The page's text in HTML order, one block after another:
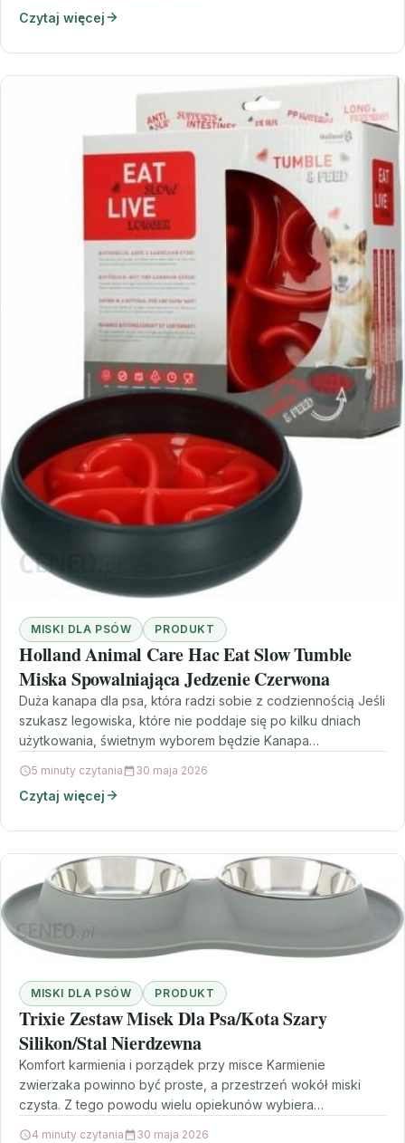
Czytaj więcej
MISKI DLA PSÓW PRODUKT
Holland Animal Care Hac Eat Slow Tumble
Miska Spowalniająca Jedzenie Czerwona
Duża kanapa dla psa, która radzi sobie z codziennością Jeśli
szukasz legowiska, które nie poddaje się po kilku dniach
użytkowania, świetnym wyborem będzie Kanapa…
5 minuty czytania 30 maja 2026
Czytaj więcej
MISKI DLA PSÓW PRODUKT
Trixie Zestaw Misek Dla Psa/Kota Szary
Silikon/Stal Nierdzewna
Komfort karmienia i porządek przy misce Karmienie
zwierzaka powinno być proste, a przestrzeń wokół miski
czysta. Z tego powodu wielu opiekunów wybiera
4 minuty czytania 30 maja 2026